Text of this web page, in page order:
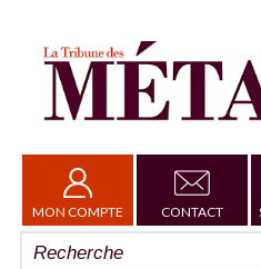
MON COMPTE CONTACT